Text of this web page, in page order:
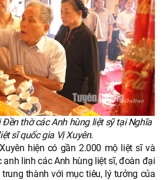
thờ các Anh hùng liệt sỹ tại Nghĩa
sĩ quốc gia Vị Xuyên.
hiện có gần 2.000 mộ liệt sĩ và
anh linh các Anh hùng liệt sĩ, đoàn đại
thành với mục tiêu, lý tưởng của